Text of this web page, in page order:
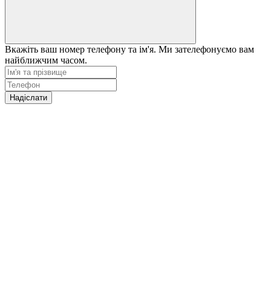
Вкажіть ваш номер телефону та ім'я. Ми зателефонуємо вам
найближчим часом.
Надіслати